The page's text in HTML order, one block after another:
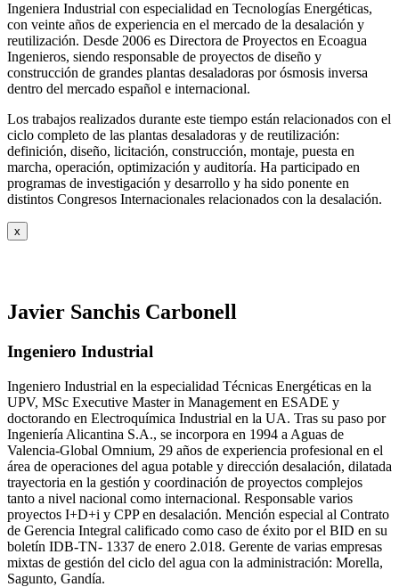
Ingeniera Industrial con especialidad en Tecnologías Energéticas,
con veinte años de experiencia en el mercado de la desalación y
reutilización. Desde 2006 es Directora de Proyectos en Ecoagua
Ingenieros, siendo responsable de proyectos de diseño y
construcción de grandes plantas desaladoras por ósmosis inversa
dentro del mercado español e internacional.
Los trabajos realizados durante este tiempo están relacionados con el
ciclo completo de las plantas desaladoras y de reutilización:
definición, diseño, licitación, construcción, montaje, puesta en
marcha, operación, optimización y auditoría. Ha participado en
programas de investigación y desarrollo y ha sido ponente en
distintos Congresos Internacionales relacionados con la desalación.
x
Javier Sanchis Carbonell
Ingeniero Industrial
Ingeniero Industrial en la especialidad Técnicas Energéticas en la
UPV, MSc Executive Master in Management en ESADE y
doctorando en Electroquímica Industrial en la UA. Tras su paso por
Ingeniería Alicantina S.A., se incorpora en 1994 a Aguas de
Valencia-Global Omnium, 29 años de experiencia profesional en el
área de operaciones del agua potable y dirección desalación, dilatada
trayectoria en la gestión y coordinación de proyectos complejos
tanto a nivel nacional como internacional. Responsable varios
proyectos I+D+i y CPP en desalación. Mención especial al Contrato
de Gerencia Integral calificado como caso de éxito por el BID en su
boletín IDB-TN- 1337 de enero 2.018. Gerente de varias empresas
mixtas de gestión del ciclo del agua con la administración: Morella,
Sagunto, Gandía.